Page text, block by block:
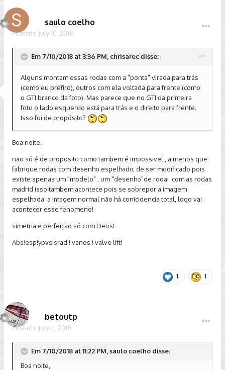
saulo coelho
Postado July 10, 2018
Em 7/10/2018 at 3:36 PM, chrisarec disse:
Alguns montam essas rodas com a "ponta" virada para trás
(como eu prefiro), outros com ela voltada para frente (como
o GTI branco da foto). Mas parece que no GTI da primeira
foto o lado esquerdo está para trás e o direito para frente.
Isso foi de propósito?
Boa noite,
não só é de proposito como tambem é impossivel , a menos que
fabrique rodas com desenho espelhado, de ser modificado pois
existe apenas um "modelo" , um "desenho"de roda! com as rodas
madrid isso tambem acontece pois se sobrepor a imagem
espelhada a imagem normal não há conicidencia total, logo vai
acontecer esse fenomeno!
simetria e perfeição só com Deus!
Abs!esp!ypvs!srad ! vanos ! valve lift!
1 1
betoutp
Postado July 11, 2018
Em 7/10/2018 at 11:22 PM, saulo coelho disse:
Boa noite,